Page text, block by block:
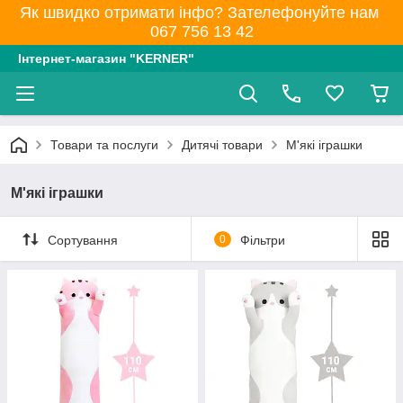
Як швидко отримати інфо? Зателефонуйте нам
067 756 13 42
Інтернет-магазин "KERNER"
Товари та послуги Дитячі товари М'які іграшки
М'які іграшки
Сортування 0 Фільтри